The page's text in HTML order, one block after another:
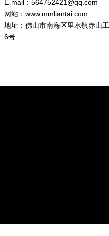
E-mail：564752421@qq.com
网站：www.mmliantai.com
地址：佛山市南海区里水镇赤山
6号